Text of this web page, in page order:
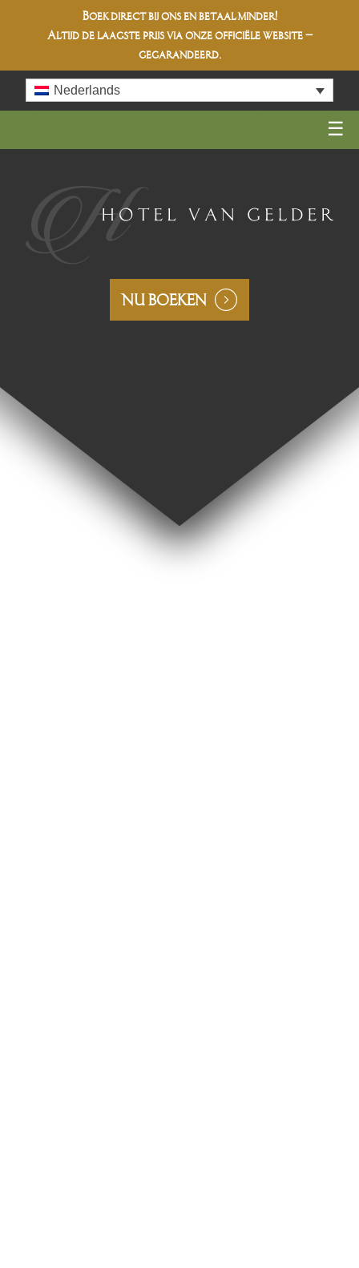
Boek direct bij ons en betaal minder!
Altijd delaagste prijsvia onze officiële website –
gegarandeerd.
NU BOEKEN
Nederlands